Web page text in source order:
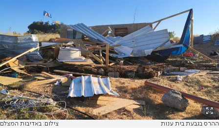
ההרס בגבעת בית ענות צילום: באדיבות המצלם